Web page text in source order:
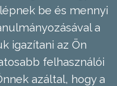
be és mennyi
a
igazítani az Ön
felhasználói
azáltal, hogy a